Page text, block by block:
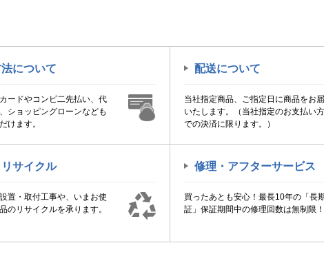
について
ードやコンビ二先払い、代
ショッピングローンなども
けます。
配送について
当社指定商品、ご指定日に商品をお
いたします。（当社指定のお支払い
での決済に限ります。）
サイクル
置・取付工事や、いまお使
のリサイクルを承ります。
修理・アフターサービス
買ったあとも安心！最長10年の「長
証」保証期間中の修理回数は無制限！